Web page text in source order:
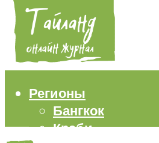
Регионы
Бангкок
Краби